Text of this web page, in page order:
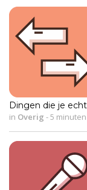
Dingen die je
in Overig -5